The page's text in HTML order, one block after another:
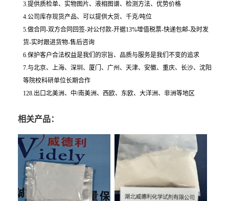
3.提供质检单、实物图片、液相图谱、检测方法、优势价格
4.公司库存现货产品、可以提供大货、千克/吨位
5.做合同-双方合同回签-对公付款-开据13%增值税票-快递包邮-及时发
货-实时跟进货物-售后咨询
6.保护客户合法权益是我们的宗旨、品质与服务是我们不变的追求
7.与北京、上海、深圳、厦门、广州、天津、安徽、重庆、长沙、沈阳
等院校科研单位长期合作
128.出口北美洲、中/南美洲、西欧、东欧、大洋洲、非洲等地区
相关产品：